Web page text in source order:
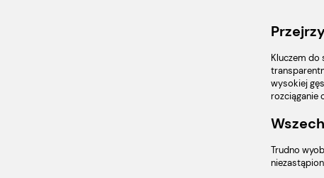
Kluczem do
wysokiej
rozciąganie
Trudno